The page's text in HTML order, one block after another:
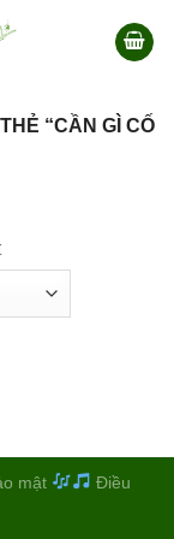
“CẦN GÌ CỐ
mật
Điều